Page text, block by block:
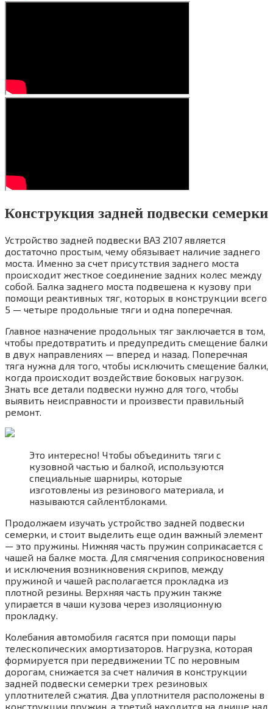
Конструкция задней подвески семерки
Устройство задней подвески ВАЗ 2107 является
достаточно простым, чему обязывает наличие заднего
моста. Именно за счет присутствия заднего моста
происходит жесткое соединение задних колес между
собой. Балка заднего моста подвешена к кузову при
помощи реактивных тяг, которых в конструкции всего
5 — четыре продольные тяги и одна поперечная.
Главное назначение продольных тяг заключается в том,
чтобы предотвратить и предупредить смещение балки
в двух направлениях — вперед и назад. Поперечная
тяга нужна для того, чтобы исключить смещение балки,
когда происходит воздействие боковых нагрузок.
Знать все детали подвески нужно для того, чтобы
выявить неисправности и произвести правильный
ремонт.
Это интересно! Чтобы объединить тяги с
кузовной частью и балкой, используются
специальные шарниры, которые
изготовлены из резинового материала, и
называются сайлентблоками.
Продолжаем изучать устройство задней подвески
семерки, и стоит выделить еще один важный элемент
— это пружины. Нижняя часть пружин соприкасается с
чашей на балке моста. Для смягчения соприкосновения
и исключения возникновения скрипов, между
пружиной и чашей располагается прокладка из
плотной резины. Верхняя часть пружин также
упирается в чаши кузова через изоляционную
прокладку.
Колебания автомобиля гасятся при помощи пары
телескопических амортизаторов. Нагрузка, которая
формируется при передвижении ТС по неровным
дорогам, снижается за счет наличия в конструкции
задней подвески семерки трех резиновых
уплотнителей сжатия. Два уплотнителя расположены в
конструкции пружин, а третий находится на днище над